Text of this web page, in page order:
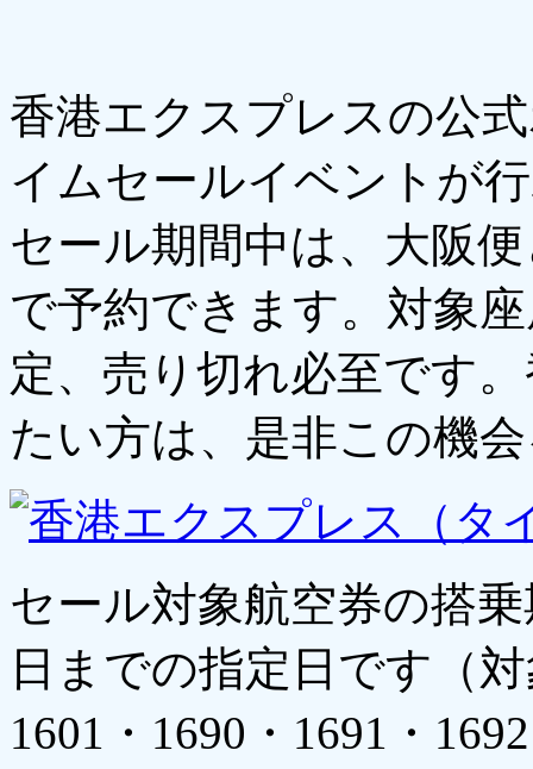
香港エクスプレスの公
イムセールイベントが
セール期間中は、大阪
で予約できます。対象
定、売り切れ必至です
たい方は、是非この機
セール対象航空券の搭
日までの指定日です（
1601・1690・1691・